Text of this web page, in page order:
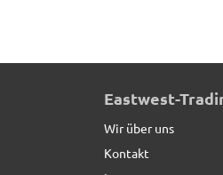
Komplettset:
Eastwest-
Wir über uns
Kontakt